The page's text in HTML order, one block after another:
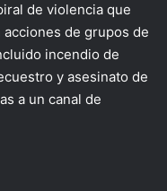
de violencia que
de grupos de
incendio de
y asesinato de
a un canal de